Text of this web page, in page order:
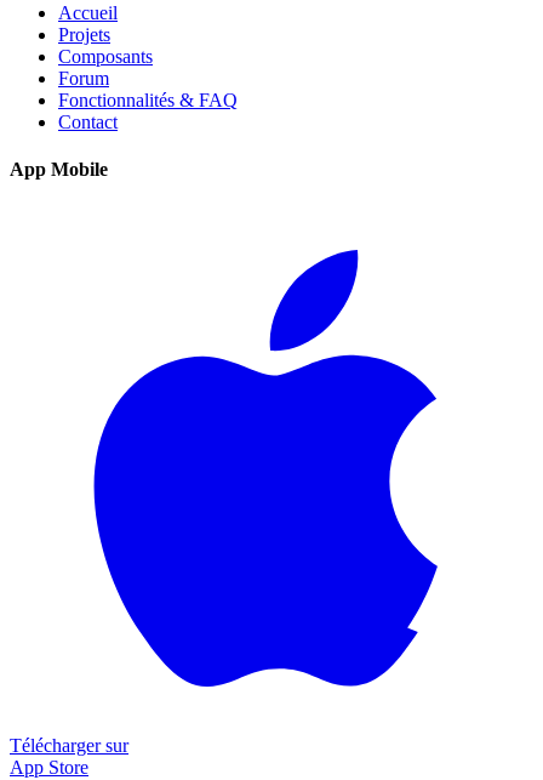
Accueil
Projets
Composants
Forum
Fonctionnalités & FAQ
Contact
App Mobile
Télécharger sur
App Store